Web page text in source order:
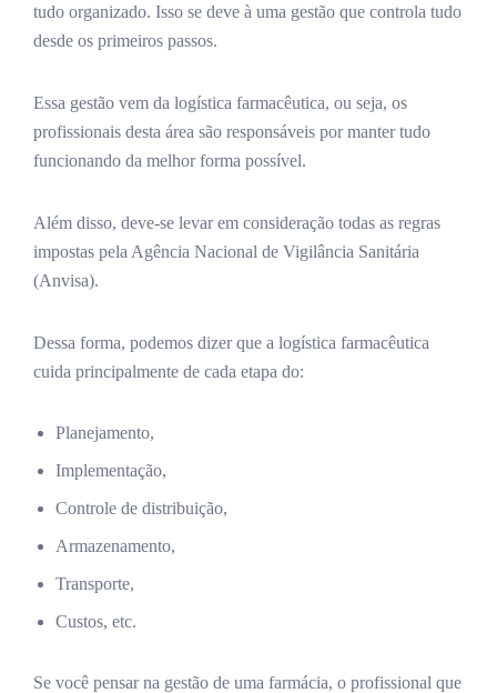
tudo organizado. Isso se deve à uma gestão que controla tudo
desde os primeiros passos.
Essa gestão vem da logística farmacêutica, ou seja, os
profissionais desta área são responsáveis por manter tudo
funcionando da melhor forma possível.
Além disso, deve-se levar em consideração todas as regras
impostas pela Agência Nacional de Vigilância Sanitária
(Anvisa).
Dessa forma, podemos dizer que a logística farmacêutica
cuida principalmente de cada etapa do:
Planejamento,
Implementação,
Controle de distribuição,
Armazenamento,
Transporte,
Custos, etc.
Se você pensar na gestão de uma farmácia, o profissional que